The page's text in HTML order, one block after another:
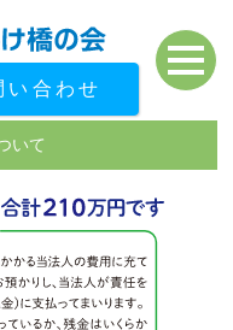
合わせ
いて